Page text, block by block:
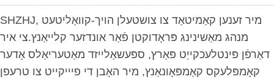
SHZHJ, מיר זענען קאַמיטאַד צו צושטעלן הויך-קוואַליטעט
מנהג מאַשינינג פּראָדוקטן פֿאַר אונדזער קלייאַנץ.צי איר
דאַרפֿן פּינטלעכקייַט פּאַרץ, ספּעשאַלייזד מאַטעריאַלס אָדער
קאָמפּלעקס קאַמפּאָונאַנץ, מיר האָבן די פיייקייט צו טרעפן